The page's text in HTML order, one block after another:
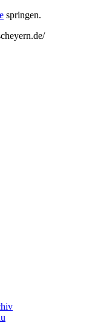
springen.